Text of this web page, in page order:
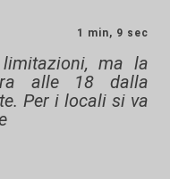
1 min, 9 sec
ma la
alle 18 dalla
Per i locali si va